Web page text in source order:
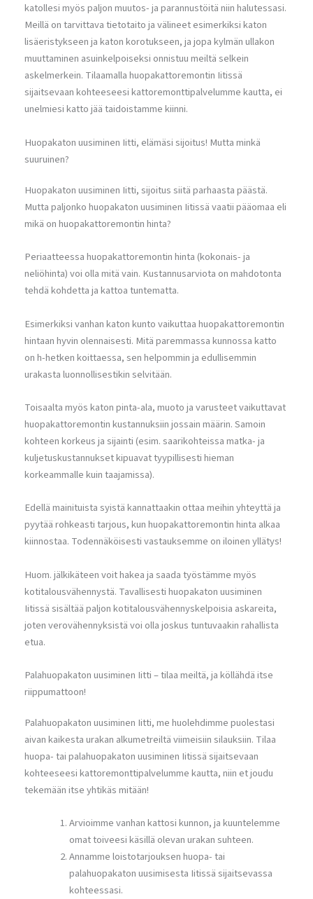
katollesi myös paljon muutos- ja parannustöitä niin halutessasi.
Meillä on tarvittava tietotaito ja välineet esimerkiksi katon
lisäeristykseen ja katon korotukseen, ja jopa kylmän ullakon
muuttaminen asuinkelpoiseksi onnistuu meiltä selkein
askelmerkein. Tilaamalla huopakattoremontin Iitissä
sijaitsevaan kohteeseesi kattoremonttipalvelumme kautta, ei
unelmiesi katto jää taidoistamme kiinni.
Huopakaton uusiminen Iitti, elämäsi sijoitus! Mutta minkä
suuruinen?
Huopakaton uusiminen Iitti, sijoitus siitä parhaasta päästä.
Mutta paljonko huopakaton uusiminen Iitissä vaatii pääomaa eli
mikä on huopakattoremontin hinta?
Periaatteessa huopakattoremontin hinta (kokonais- ja
neliöhinta) voi olla mitä vain. Kustannusarviota on mahdotonta
tehdä kohdetta ja kattoa tuntematta.
Esimerkiksi vanhan katon kunto vaikuttaa huopakattoremontin
hintaan hyvin olennaisesti. Mitä paremmassa kunnossa katto
on h-hetken koittaessa, sen helpommin ja edullisemmin
urakasta luonnollisestikin selvitään.
Toisaalta myös katon pinta-ala, muoto ja varusteet vaikuttavat
huopakattoremontin kustannuksiin jossain määrin. Samoin
kohteen korkeus ja sijainti (esim. saarikohteissa matka- ja
kuljetuskustannukset kipuavat tyypillisesti hieman
korkeammalle kuin taajamissa).
Edellä mainituista syistä kannattaakin ottaa meihin yhteyttä ja
pyytää rohkeasti tarjous, kun huopakattoremontin hinta alkaa
kiinnostaa. Todennäköisesti vastauksemme on iloinen yllätys!
Huom. jälkikäteen voit hakea ja saada työstämme myös
kotitalousvähennystä. Tavallisesti huopakaton uusiminen
Iitissä sisältää paljon kotitalousvähennyskelpoisia askareita,
joten verovähennyksistä voi olla joskus tuntuvaakin rahallista
etua.
Palahuopakaton uusiminen Iitti – tilaa meiltä, ja köllähdä itse
riippumattoon!
Palahuopakaton uusiminen Iitti, me huolehdimme puolestasi
aivan kaikesta urakan alkumetreiltä viimeisiin silauksiin. Tilaa
huopa- tai palahuopakaton uusiminen Iitissä sijaitsevaan
kohteeseesi kattoremonttipalvelumme kautta, niin et joudu
tekemään itse yhtikäs mitään!
Arvioimme vanhan kattosi kunnon, ja kuuntelemme
omat toiveesi käsillä olevan urakan suhteen.
Annamme loistotarjouksen huopa- tai
palahuopakaton uusimisesta Iitissä sijaitsevassa
kohteessasi.